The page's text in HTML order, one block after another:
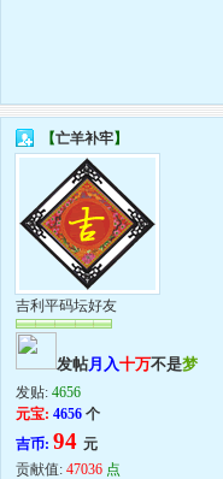
【亡羊补牢】
吉利平码坛好友
发帖月入十万不是梦
发贴: 4656
元宝: 4656 个
吉币: 94 元
贡献值: 47036 点